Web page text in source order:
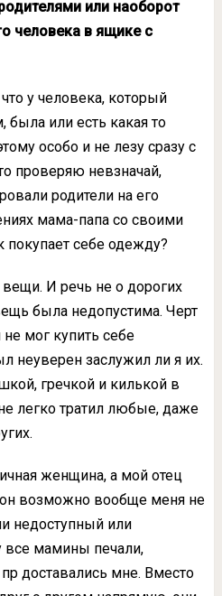
или наоборот
человека в ящике с
у человека, который
или есть какая то
особо и не лезу сразу с
проверяю невзначай,
родители на его
мама-папа со своими
покупает себе одежду?
И речь не о дорогих
была недопустима. Черт
мог купить себе
неуверен заслужил ли я их.
гречкой и килькой в
легко тратил любые, даже
женщина, а мой отец
он возможно вообще меня не
недоступный или
мамины печали,
доставались мне. Вместо